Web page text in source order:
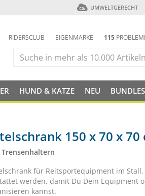
UMWELTGERECHT
RIDERSCLUB EIGENMARKE 115
HUND & KATZE NEU BUNDLES
150 x 70 x 70
für Reitsportequipment im Stall.
werden, damit Du Dein Equipment
kannst.